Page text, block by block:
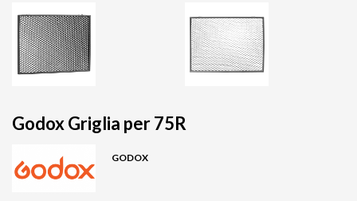
Godox Griglia per 75R
GODOX